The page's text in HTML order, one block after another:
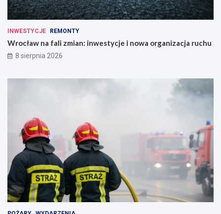
INWESTYCJE REMONTY
Wrocław na fali zmian: inwestycje i nowa organizacja ruchu
8 sierpnia 2026